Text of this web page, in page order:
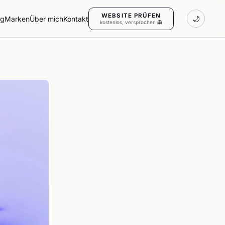
MarkenÜber michKontakt WEBSITE PRÜFEN
kostenlos, versprochen 👻 🌙